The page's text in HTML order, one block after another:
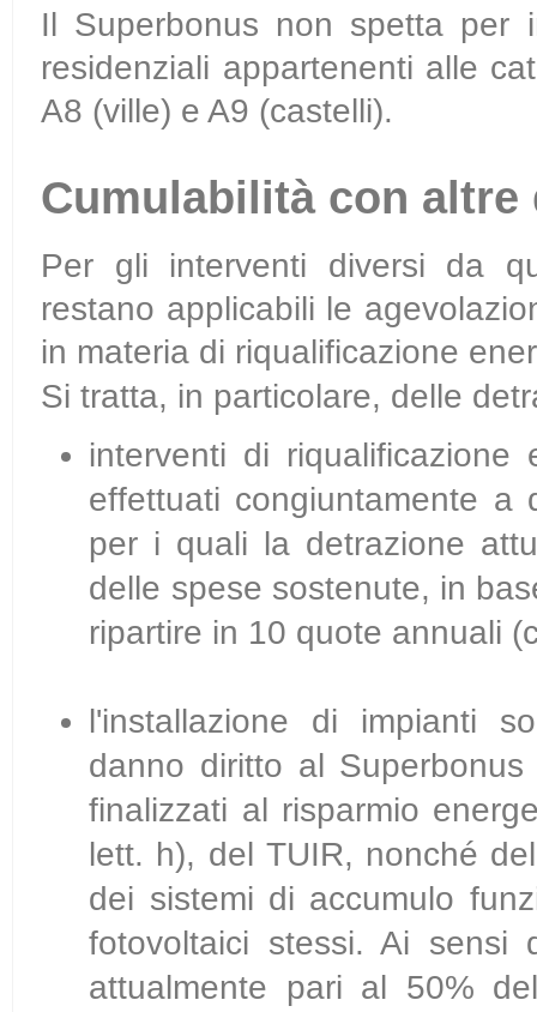
Il Superbonus non spetta per
residenziali appartenenti alle
A8 (ville) e A9 (castelli).
Cumulabilità con
Per gli interventi diversi da
restano applicabili le
in materia di riqualificazione
Si tratta, in particolare, delle
interventi di riqualificazione
effettuati congiuntamente a
per i quali la detrazione
delle spese sostenute, in
ripartire in 10 quote annuali
l'installazione di impianti
danno diritto al
finalizzati al risparmio
lett. h), del TUIR, nonché
dei sistemi di accumulo
fotovoltaici stessi. Ai
attualmente pari al 50%